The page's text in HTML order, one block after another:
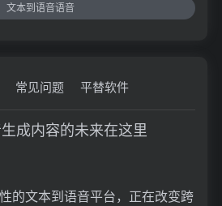
文本到语音语音
常见问题 平替软件
成内容的未来在这里
的文本到语音平台，正在改变跨